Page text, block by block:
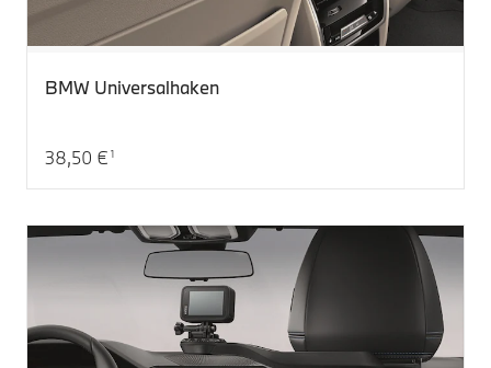
BMW Universalhaken
Aktueller Preis: 38,50 €
38,50 € 1